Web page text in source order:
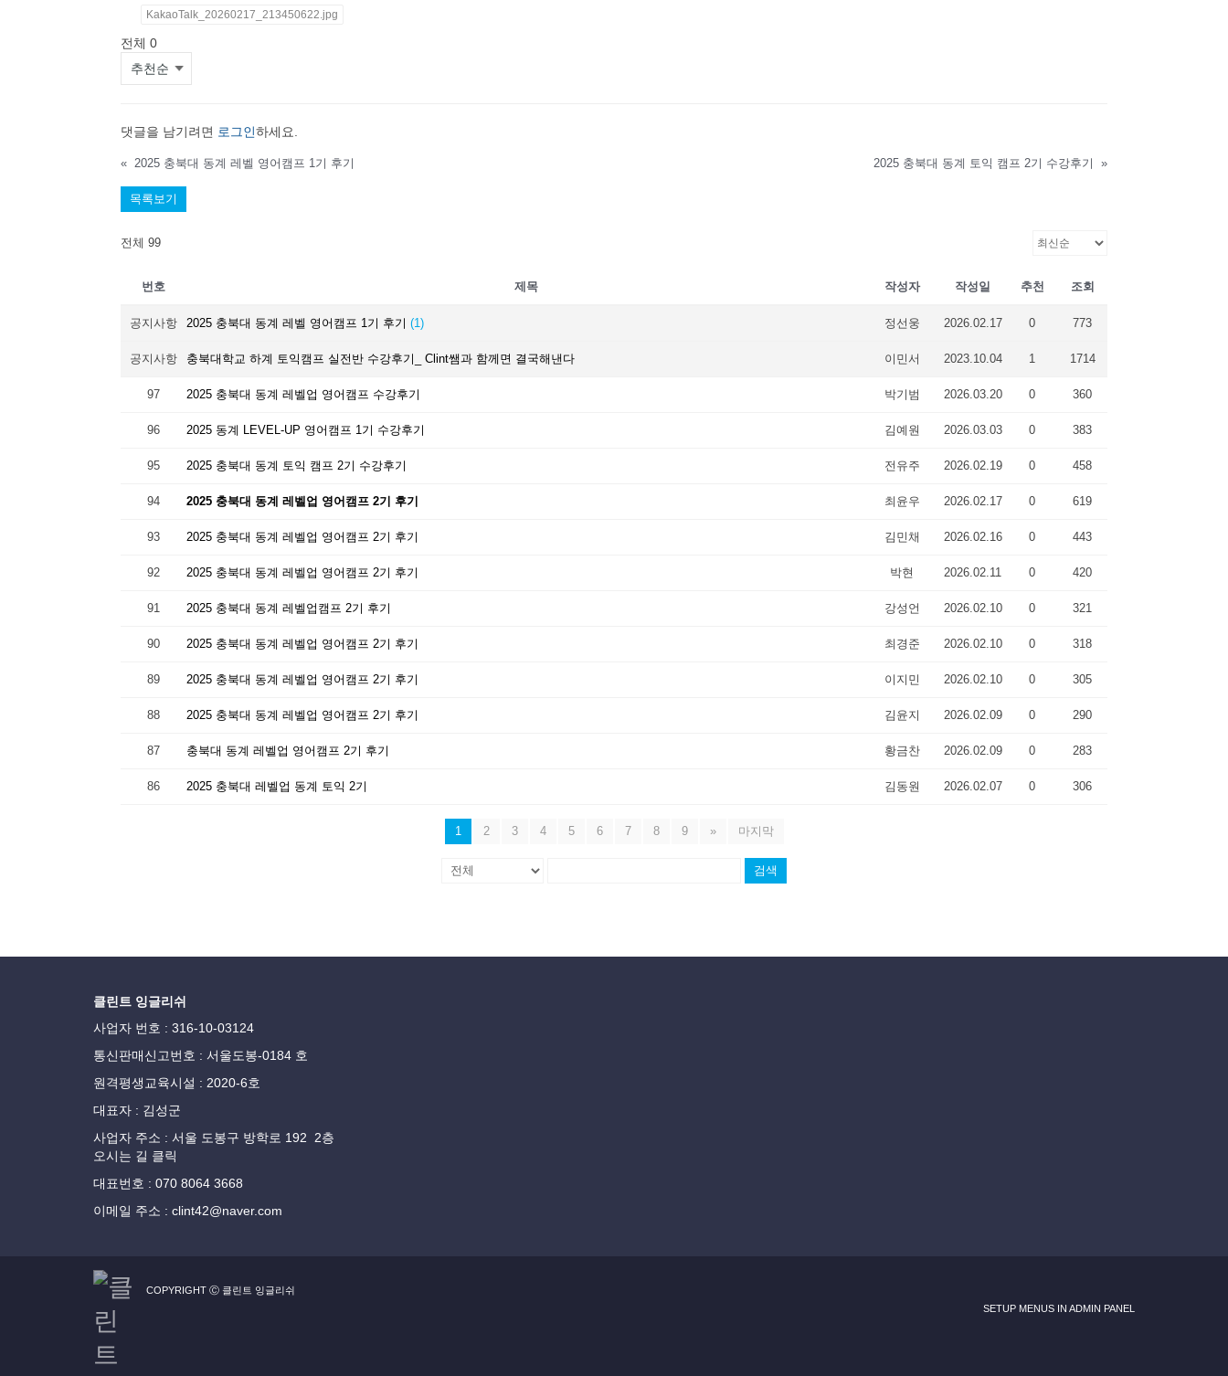
KakaoTalk_20260217_213450622.jpg
전체 0
댓글을 남기려면 로그인하세요.
« 2025 충북대 동계 레벨 영어캠프 1기 후기 2025 충북대 동계 토익 캠프 2기 수강후기 »
목록보기
전체 99
번호 제목 작성자 작성일 추천 조회
공지사항 2025 충북대 동계 레벨 영어캠프 1기 후기 (1) 정선웅 2026.02.17 0 773
공지사항 충북대학교 하계 토익캠프 실전반 수강후기_ Clint쌤과 함께면 결국해낸다 이민서 2023.10.04 1 1714
97 2025 충북대 동계 레벨업 영어캠프 수강후기 박기범 2026.03.20 0 360
96 2025 동계 LEVEL-UP 영어캠프 1기 수강후기 김예원 2026.03.03 0 383
95 2025 충북대 동계 토익 캠프 2기 수강후기 전유주 2026.02.19 0 458
94 2025 충북대 동계 레벨업 영어캠프 2기 후기 최윤우 2026.02.17 0 619
93 2025 충북대 동계 레벨업 영어캠프 2기 후기 김민채 2026.02.16 0 443
92 2025 충북대 동계 레벨업 영어캠프 2기 후기 박현 2026.02.11 0 420
91 2025 충북대 동계 레벨업캠프 2기 후기 강성언 2026.02.10 0 321
90 2025 충북대 동계 레벨업 영어캠프 2기 후기 최경준 2026.02.10 0 318
89 2025 충북대 동계 레벨업 영어캠프 2기 후기 이지민 2026.02.10 0 305
88 2025 충북대 동계 레벨업 영어캠프 2기 후기 김윤지 2026.02.09 0 290
87 충북대 동계 레벨업 영어캠프 2기 후기 황금찬 2026.02.09 0 283
86 2025 충북대 레벨업 동계 토익 2기 김동원 2026.02.07 0 306
1 2 3 4 5 6 7 8 9 » 마지막
검색
클린트 잉글리쉬
사업자 번호 : 316-10-03124
통신판매신고번호 : 서울도봉-0184 호
원격평생교육시설 : 2020-6호
대표자 : 김성군
사업자 주소 : 서울 도봉구 방학로 192 2층
오시는 길 클릭
대표번호 : 070 8064 3668
이메일 주소 : clint42@naver.com
COPYRIGHT Ⓒ 클린트 잉글리쉬
SETUP MENUS IN ADMIN PANEL